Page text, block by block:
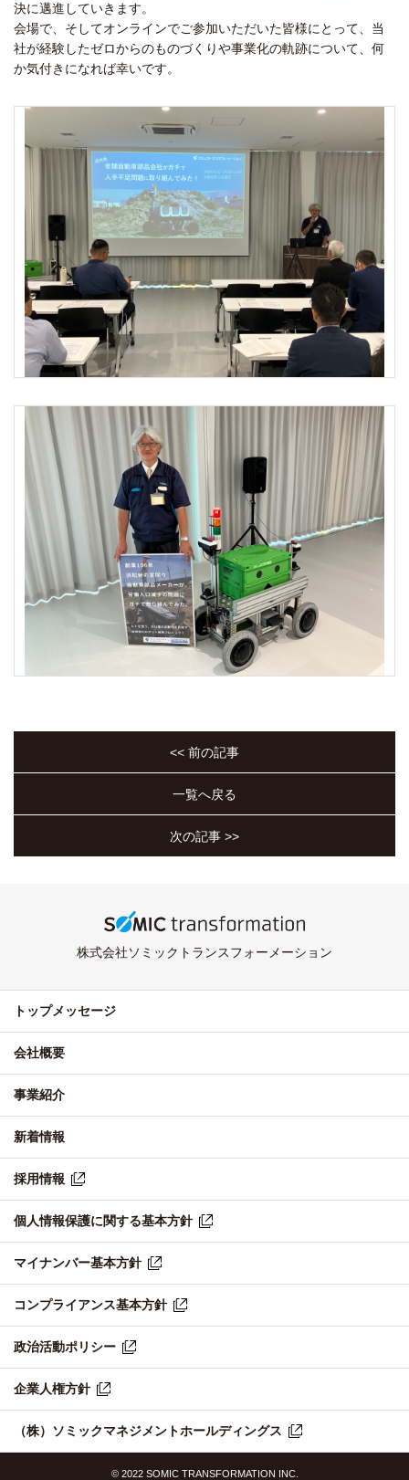
決に邁進していきます。
会場で、そしてオンラインでご参加いただいた皆様にとって、当
社が経験したゼロからのものづくりや事業化の軌跡について、何
か気付きになれば幸いです。
<< 前の記事
一覧へ戻る
次の記事 >>
株式会社ソミックトランスフォーメーション
トップメッセージ
会社概要
事業紹介
新着情報
採用情報
個人情報保護に関する基本方針
マイナンバー基本方針
コンプライアンス基本方針
政治活動ポリシー
企業人権方針
（株）ソミックマネジメントホールディングス
© 2022 SOMIC TRANSFORMATION INC.